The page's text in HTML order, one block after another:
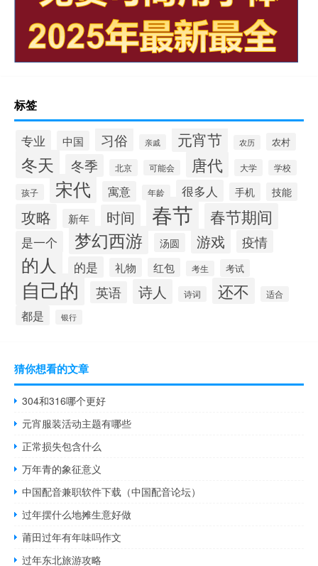
标签
专业 中国 习俗 亲戚 元宵节 农历 农村
冬天 冬季 北京 可能会 唐代 大学 学校
孩子 宋代 寓意 年龄 很多人 手机 技能
攻略 新年 时间 春节 春节期间
是一个 梦幻西游 汤圆 游戏 疫情
的人 的是 礼物 红包 考生 考试
自己的 英语 诗人 诗词 还不 适合
都是 银行
猜你想看的文章
304和316哪个更好
元宵服装活动主题有哪些
正常损失包含什么
万年青的象征意义
中国配音兼职软件下载（中国配音论坛）
过年摆什么地摊生意好做
莆田过年有年味吗作文
过年东北旅游攻略